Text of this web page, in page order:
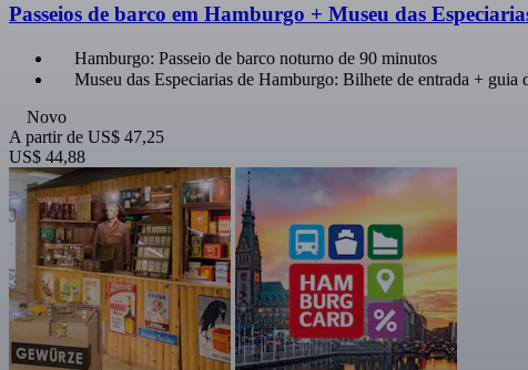
Passeios de barco em Hamburgo + Museu das
Hamburgo: Passeio de barco noturno de 90 minutos
Museu das Especiarias de Hamburgo: Bilhete de entrada + guia
Novo
A partir de US$ 47,25
US$ 44,88